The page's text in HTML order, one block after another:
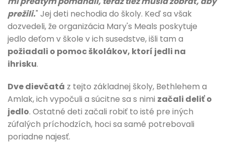
prežili." Jej deti nechodia do školy. Keď sa však
dozvedeli, že organizácia Mary's Meals poskytuje
jedlo deťom v škole v ich susedstve, išli tam a
požiadali o pomoc školákov, ktorí jedli na
ihrisku.
Dve dievčatá z tejto základnej školy, Bethlehem a
Amlak, ich vypočuli a súcitne sa s nimi začali deliť o
jedlo. Ostatné deti začali robiť to isté pre iných
zúfalých príchodzích, hoci sa samé potrebovali
poriadne najesť.